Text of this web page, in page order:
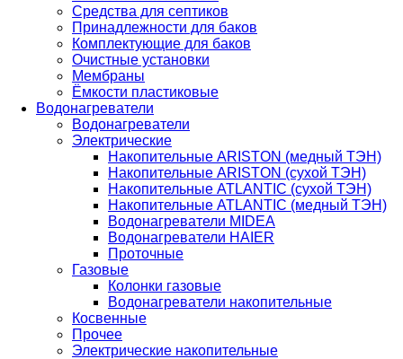
Средства для септиков
Принадлежности для баков
Комплектующие для баков
Очистные установки
Мембраны
Ёмкости пластиковые
Водонагреватели
Водонагреватели
Электрические
Накопительные ARISTON (медный ТЭН)
Накопительные ARISTON (сухой ТЭН)
Накопительные ATLANTIC (сухой ТЭН)
Накопительные ATLANTIC (медный ТЭН)
Водонагреватели MIDEA
Водонагреватели HAIER
Проточные
Газовые
Колонки газовые
Водонагреватели накопительные
Косвенные
Прочее
Электрические накопительные